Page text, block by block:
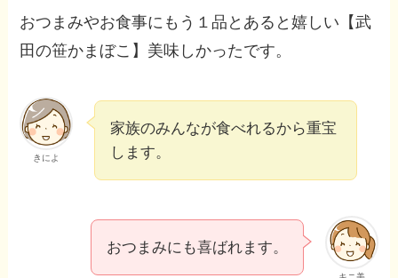
おつまみやお食事にもう１品とあると嬉しい【武
田の笹かまぼこ】美味しかったです。
きによ
家族のみんなが食べれるから重宝
します。
おつまみにも喜ばれます。